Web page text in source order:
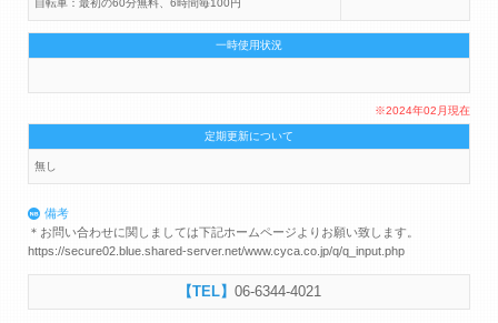
一時使用状況
※2024年02月現在
定期更新について
無し
備考
＊お問い合わせに関しましては下記ホームページよりお願い致します。
https://secure02.blue.shared-server.net/www.cyca.co.jp/q/q_input.php
06-6344-4021